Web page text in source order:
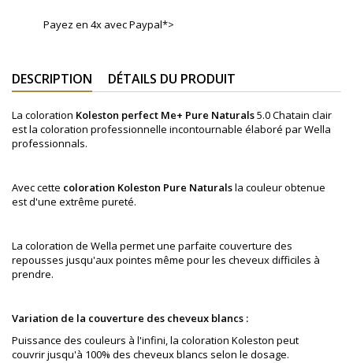
Payez en 4x avec Paypal*>
DESCRIPTION DÉTAILS DU PRODUIT
La coloration Koleston perfect Me+ Pure Naturals5.0Chatain clair
est la coloration professionnelle incontournable élaboré par Wella
professionnals.
Avec cette coloration Koleston Pure Naturalsla couleur obtenue
est d'une extrême pureté.
La coloration de Wella permet une parfaite couverture des
repousses jusqu'aux pointes même pour les cheveux difficiles à
prendre.
Variation de la couverture des cheveux blancs :
Puissance des couleurs à l'infini, la coloration Koleston peut
couvrir jusqu'à 100% des cheveux blancs selon le dosage.